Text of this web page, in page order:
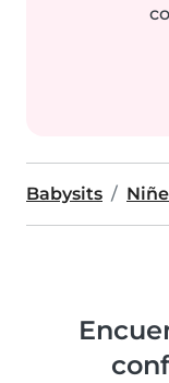
Babysits